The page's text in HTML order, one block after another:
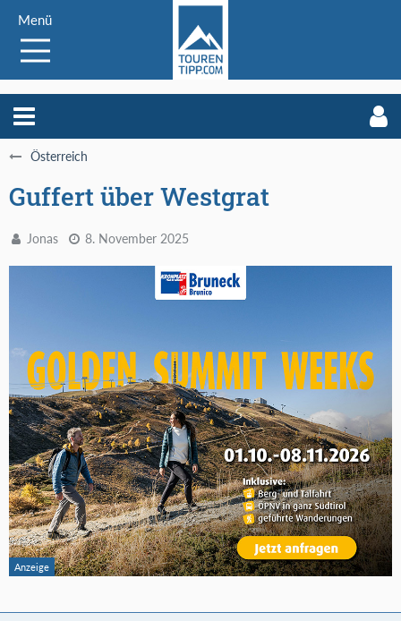
Menü
Österreich
Guffert über Westgrat
Jonas 8. November 2025